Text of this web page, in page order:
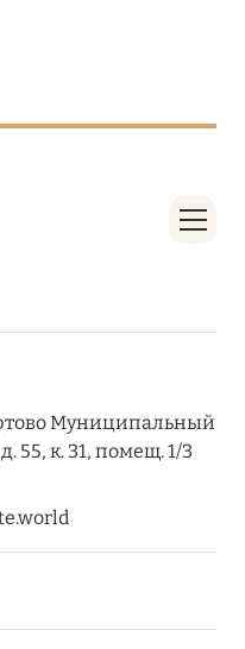
25%
ЛЕТОМ
Муниципальный
55, к. 31, помещ. 1/3